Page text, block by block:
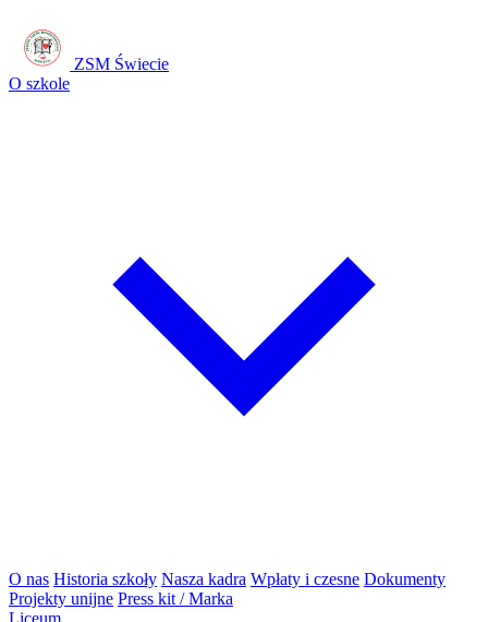
ZSM Świecie
O szkole
O nas Historia szkoły Nasza kadra Wpłaty i czesne Dokumenty
Projekty unijne Press kit / Marka
Liceum